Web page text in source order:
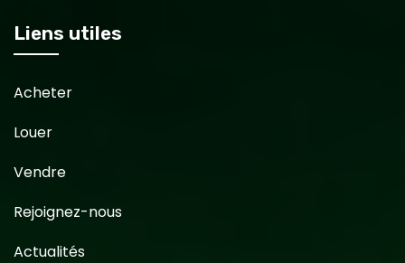
Liens utiles
Acheter
Louer
Vendre
Rejoignez-nous
Actualités